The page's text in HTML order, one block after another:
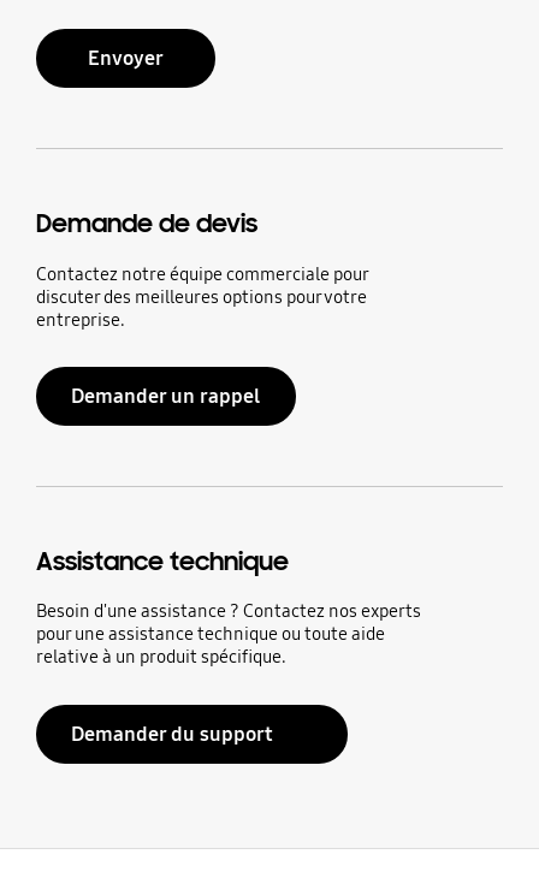
Envoyer
Demande de devis
Contactez notre équipe commerciale pour
discuter des meilleures options pour votre
entreprise.
Demander un rappel
Assistance technique
Besoin d'une assistance ? Contactez nos experts
pour une assistance technique ou toute aide
relative à un produit spécifique.
Demander du support